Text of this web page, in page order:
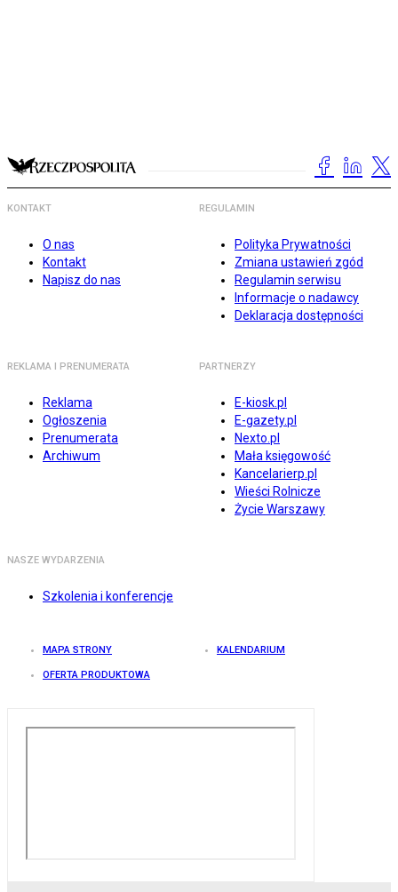
KONTAKT
O nas
Kontakt
Napisz do nas
REGULAMIN
Polityka Prywatności
Zmiana ustawień zgód
Regulamin serwisu
Informacje o nadawcy
Deklaracja dostępności
REKLAMA I PRENUMERATA
Reklama
Ogłoszenia
Prenumerata
Archiwum
PARTNERZY
E-kiosk.pl
E-gazety.pl
Nexto.pl
Mała księgowość
Kancelarierp.pl
Wieści Rolnicze
Życie Warszawy
NASZE WYDARZENIA
Szkolenia i konferencje
MAPA STRONY KALENDARIUM
OFERTA PRODUKTOWA